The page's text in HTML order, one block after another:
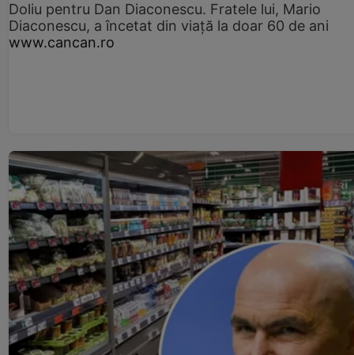
Doliu pentru Dan Diaconescu. Fratele lui, Mario
Diaconescu, a încetat din viață la doar 60 de ani
www.cancan.ro